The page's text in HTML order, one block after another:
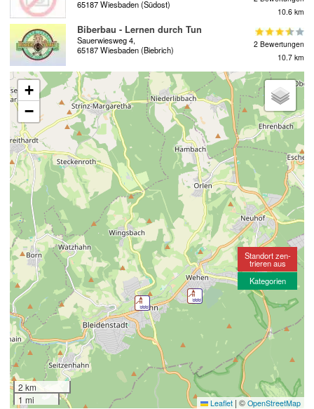
65187 Wiesbaden (Südost)
10.6 km
Biberbau - Lernen durch Tun
Sauerwiesweg 4,
65187 Wiesbaden (Biebrich)
2 Bewertungen
10.7 km
+
−
2 km
1 mi
Leaflet | © OpenStreetMap
Standort zen-
trieren aus
Kategorien